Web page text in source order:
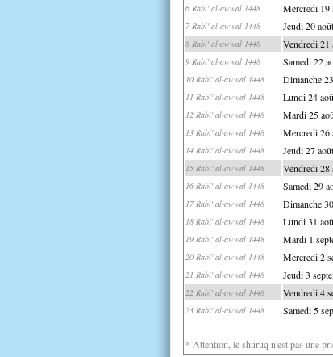
6 Rabi' al-awwal 1448 Mercredi 19
7 Rabi' al-awwal 1448 Jeudi 20 août
8 Rabi' al-awwal 1448 Vendredi 21
9 Rabi' al-awwal 1448 Samedi 22
10 Rabi' al-awwal 1448 Dimanche
11 Rabi' al-awwal 1448 Lundi 24
12 Rabi' al-awwal 1448 Mardi 25
13 Rabi' al-awwal 1448 Mercredi 26
14 Rabi' al-awwal 1448 Jeudi 27 août
15 Rabi' al-awwal 1448 Vendredi 28
16 Rabi' al-awwal 1448 Samedi 29
17 Rabi' al-awwal 1448 Dimanche
18 Rabi' al-awwal 1448 Lundi 31
19 Rabi' al-awwal 1448 Mardi 1
20 Rabi' al-awwal 1448 Mercredi 2
21 Rabi' al-awwal 1448 Jeudi 3
22 Rabi' al-awwal 1448 Vendredi 4
23 Rabi' al-awwal 1448 Samedi 5
* Attention, le shuruq n'est pas une